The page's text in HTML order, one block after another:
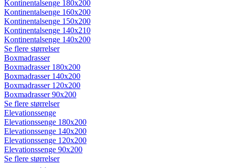
Kontinentalsenge 180x200
Kontinentalsenge 160x200
Kontinentalsenge 150x200
Kontinentalsenge 140x210
Kontinentalsenge 140x200
Se flere størrelser
Boxmadrasser
Boxmadrasser 180x200
Boxmadrasser 140x200
Boxmadrasser 120x200
Boxmadrasser 90x200
Se flere størrelser
Elevationssenge
Elevationssenge 180x200
Elevationssenge 140x200
Elevationssenge 120x200
Elevationssenge 90x200
Se flere størrelser